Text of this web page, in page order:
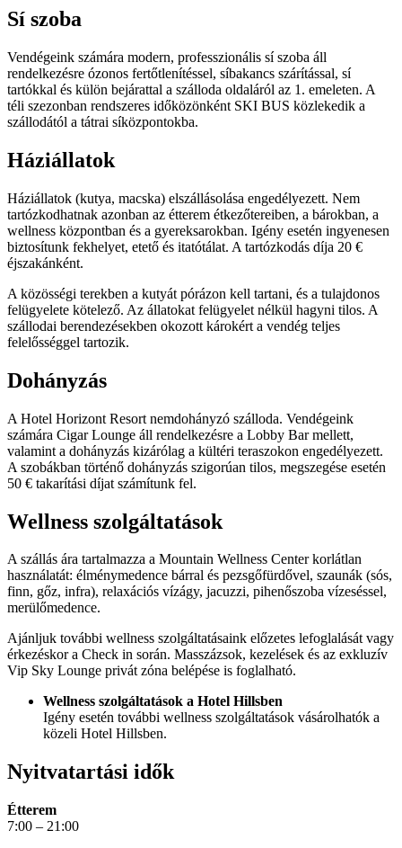
Sí szoba
Vendégeink számára modern, professzionális sí szoba áll
rendelkezésre ózonos fertőtlenítéssel, síbakancs szárítással, sí
tartókkal és külön bejárattal a szálloda oldaláról az 1. emeleten. A
téli szezonban rendszeres időközönként SKI BUS közlekedik a
szállodától a tátrai síközpontokba.
Háziállatok
Háziállatok (kutya, macska) elszállásolása engedélyezett. Nem
tartózkodhatnak azonban az étterem étkezőtereiben, a bárokban, a
wellness központban és a gyereksarokban. Igény esetén ingyenesen
biztosítunk fekhelyet, etető és itatótálat. A tartózkodás díja 20 €
éjszakánként.
A közösségi terekben a kutyát pórázon kell tartani, és a tulajdonos
felügyelete kötelező. Az állatokat felügyelet nélkül hagyni tilos. A
szállodai berendezésekben okozott károkért a vendég teljes
felelősséggel tartozik.
Dohányzás
A Hotel Horizont Resort nemdohányzó szálloda. Vendégeink
számára Cigar Lounge áll rendelkezésre a Lobby Bar mellett,
valamint a dohányzás kizárólag a kültéri teraszokon engedélyezett.
A szobákban történő dohányzás szigorúan tilos, megszegése esetén
50 € takarítási díjat számítunk fel.
Wellness szolgáltatások
A szállás ára tartalmazza a Mountain Wellness Center korlátlan
használatát: élménymedence bárral és pezsgőfürdővel, szaunák (sós,
finn, gőz, infra), relaxációs vízágy, jacuzzi, pihenőszoba vízeséssel,
merülőmedence.
Ajánljuk további wellness szolgáltatásaink előzetes lefoglalását vagy
érkezéskor a Check in során. Masszázsok, kezelések és az exkluzív
Vip Sky Lounge privát zóna belépése is foglalható.
Wellness szolgáltatások a Hotel Hillsben
Igény esetén további wellness szolgáltatások vásárolhatók a
közeli Hotel Hillsben.
Nyitvatartási idők
Étterem
7:00 – 21:00